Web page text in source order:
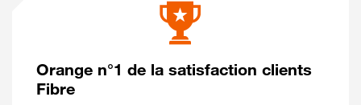
Orange n°1 de la satisfaction clients
Fibre